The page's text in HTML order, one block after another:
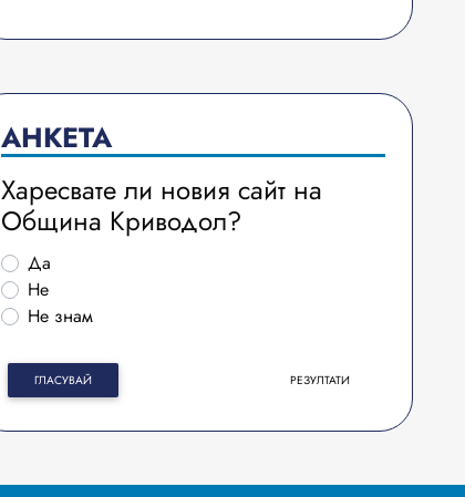
АНКЕТА
Харесвате ли новия сайт на
Община Криводол?
Да
Не
Не знам
ГЛАСУВАЙ РЕЗУЛТАТИ